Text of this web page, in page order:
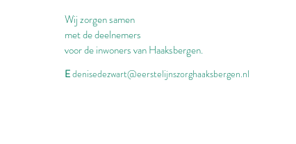
Wij zorgen samen
met de deelnemers
voor de inwoners van Haaksbergen.
Edenisedezwart@eerstelijnszorghaaksbergen.nl